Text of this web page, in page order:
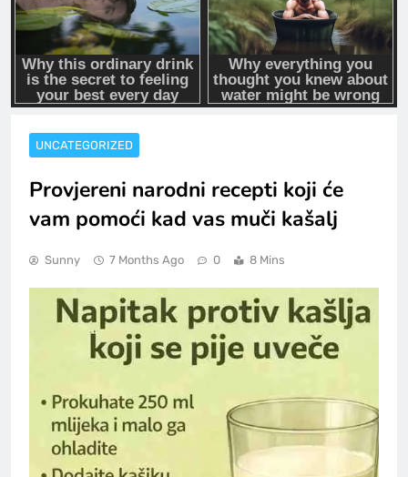
UNCATEGORIZED
Provjereni narodni recepti koji će
vam pomoći kad vas muči kašalj
Sunny 7 Months Ago 0 8 Mins